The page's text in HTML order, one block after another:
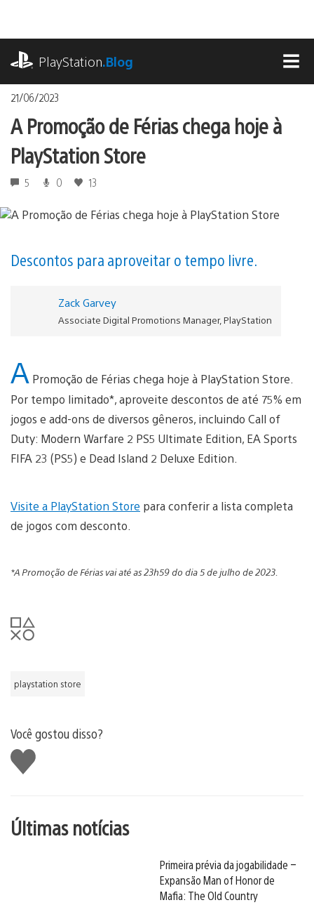
o
conteúdo
PlayStation.Blog
21/06/2023
A Promoção de Férias chega hoje à
PlayStation Store
5 0 13
Descontos para aproveitar o tempo livre.
Zack Garvey
Associate Digital Promotions Manager, PlayStation
A Promoção de Férias chega hoje à PlayStation Store.
Por tempo limitado*, aproveite descontos de até 75% em
jogos e add-ons de diversos gêneros, incluindo Call of
Duty: Modern Warfare 2 PS5 Ultimate Edition, EA Sports
FIFA 23 (PS5) e Dead Island 2 Deluxe Edition.
Visite a PlayStation Store para conferir a lista completa
de jogos com desconto.
*A Promoção de Férias vai até as 23h59 do dia 5 de julho de 2023.
playstation store
Você gostou disso?
Curtir
Últimas notícias
Primeira prévia da jogabilidade –
Expansão Man of Honor de
Mafia: The Old Country